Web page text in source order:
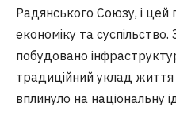
Радянського Союзу, і цей
економіку та
побудовано
традиційний уклад
вплинуло на національну